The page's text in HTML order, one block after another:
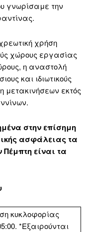
γνωρίσαμε την
χρήση
χώρους εργασίας
η αναστολή
και ιδιωτικούς
εκτός
στην επίσημη
ασφάλειας τα
είναι τα
κυκλοφορίας
*Εξαιρούνται